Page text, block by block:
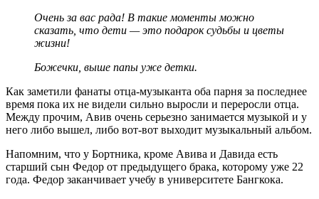
Очень за вас рада! В такие моменты можно
сказать, что дети — это подарок судьбы и цветы
жизни!
Божечки, выше папы уже детки.
Как заметили фанаты отца-музыканта оба парня за последнее
время пока их не видели сильно выросли и переросли отца.
Между прочим, Авив очень серьезно занимается музыкой и у
него либо вышел, либо вот-вот выходит музыкальный альбом.
Напомним, что у Бортника, кроме Авива и Давида есть
старший сын Федор от предыдущего брака, которому уже 22
года. Федор заканчивает учебу в университете Бангкока.